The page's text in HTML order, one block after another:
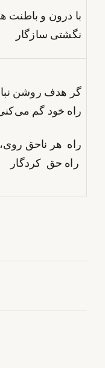
با درون و باطنت
نگشتی سازگار
گر هدف روشن
راه خود گم
راه هر ناحق
راه حق کردگار